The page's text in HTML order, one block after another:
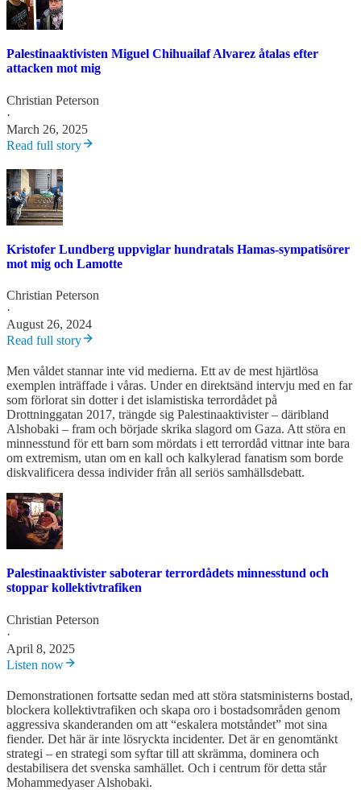
Palestinaaktivisten Miguel Chihuailaf Alvarez åtalas efter
attacken mot mig
Christian Peterson
·
March 26, 2025
Read full story
Kristofer Lundberg uppviglar hundratals Hamas-sympatisörer
mot mig och Lamotte
Christian Peterson
·
August 26, 2024
Read full story
Men våldet stannar inte vid medierna. Ett av de mest hjärtlösa
exemplen inträffade i våras. Under en direktsänd intervju med en far
som förlorat sin dotter i det islamistiska terrordådet på
Drottninggatan 2017, trängde sig Palestinaaktivister – däribland
Alshobaki – fram och började skrika slagord om Gaza. Att störa en
minnesstund för ett barn som mördats i ett terrordåd vittnar inte bara
om extremism, utan om en kall och kalkylerad fanatism som borde
diskvalificera dessa individer från all seriös samhällsdebatt.
Palestinaaktivister saboterar terrordådets minnesstund och
stoppar kollektivtrafiken
Christian Peterson
·
April 8, 2025
Listen now
Demonstrationen fortsatte sedan med att störa statsministerns bostad,
blockera kollektivtrafiken och skapa oro i bostadsområden genom
aggressiva skanderanden om att “eskalera motståndet” mot sina
fiender. Det här är inte lösryckta incidenter. Det är en genomtänkt
strategi – en strategi som syftar till att skrämma, dominera och
destabilisera det svenska samhället. Och i centrum för detta står
Mohammedyaser Alshobaki.